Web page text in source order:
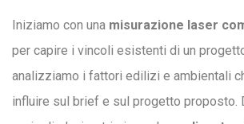
Iniziamo con una misurazione laser
per capire i vincoli esistenti di un
analizziamo i fattori edilizi e ambientali
influire sul brief e sul progetto proposto.